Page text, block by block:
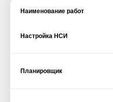
Наименование работ
Настройка НСИ
Планировщик